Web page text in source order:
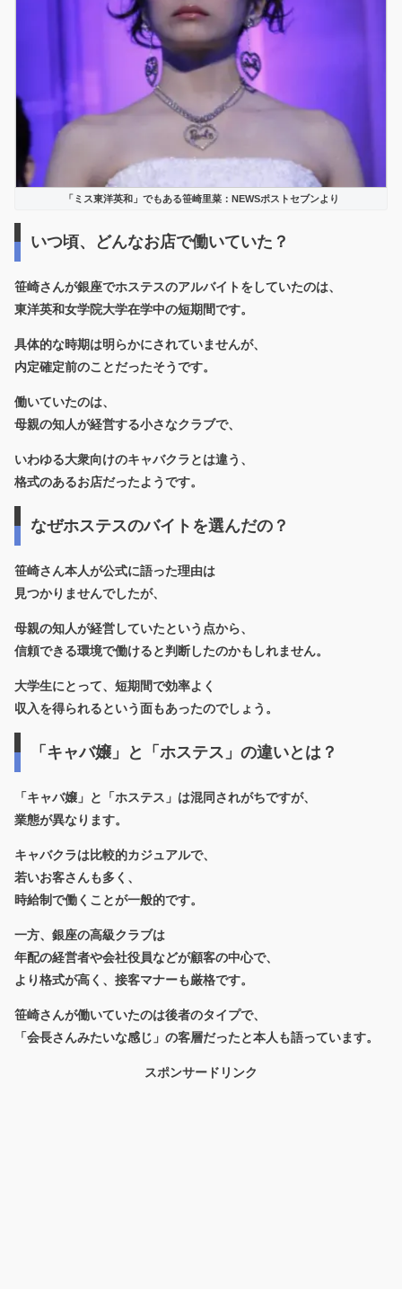
「ミス東洋英和」でもある笹崎里菜：NEWSポストセブンより
いつ頃、どんなお店で働いていた？
笹崎さんが銀座でホステスのアルバイトをしていたのは、
東洋英和女学院大学在学中の短期間です。
具体的な時期は明らかにされていませんが、
内定確定前のことだったそうです。
働いていたのは、
母親の知人が経営する小さなクラブで、
いわゆる大衆向けのキャバクラとは違う、
格式のあるお店だったようです。
なぜホステスのバイトを選んだの？
笹崎さん本人が公式に語った理由は
見つかりませんでしたが、
母親の知人が経営していたという点から、
信頼できる環境で働けると判断したのかもしれません。
大学生にとって、短期間で効率よく
収入を得られるという面もあったのでしょう。
「キャバ嬢」と「ホステス」の違いとは？
「キャバ嬢」と「ホステス」は混同されがちですが、
業態が異なります。
キャバクラは比較的カジュアルで、
若いお客さんも多く、
時給制で働くことが一般的です。
一方、 銀座の高級クラブは
年配の経営者や会社役員などが顧客の中心で、
より格式が高く、接客マナーも厳格です。
笹崎さんが働いていたのは後者のタイプで、
「会長さんみたいな感じ」の客層だったと本人も語っています。
スポンサードリンク